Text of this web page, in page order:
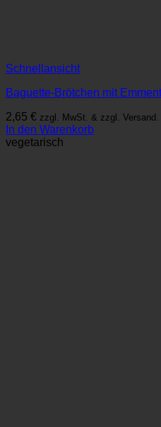
Schnellansicht
Baguette-Brötchen mit
2,65 € zzgl. MwSt. & zzgl. Versand.
In den Warenkorb
vegetarisch